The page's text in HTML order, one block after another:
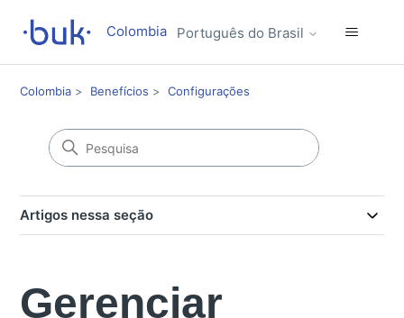
Colombia Português do Brasil
Colombia Benefícios Configurações
Artigos nessa seção
Gerenciar